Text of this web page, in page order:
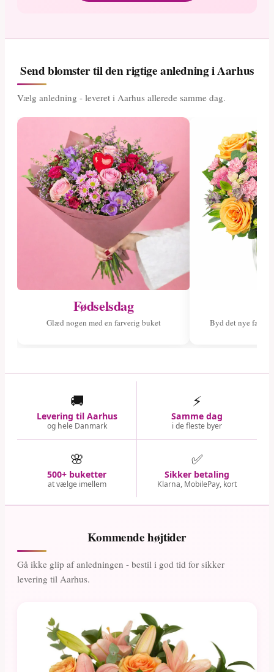
Send blomster til den rigtige anledning i Aarhus
Vælg anledning - leveret i Aarhus allerede samme dag.
Fødselsdag
Glæd nogen med en farverig buket Byd det nye
🚚
Levering til Aarhus
og hele Danmark
⚡
Samme dag
i de fleste byer
🌸
500+ buketter
at vælge imellem
✅
Sikker betaling
Klarna, MobilePay, kort
Kommende højtider
Gå ikke glip af anledningen - bestil i god tid for sikker
levering til Aarhus.